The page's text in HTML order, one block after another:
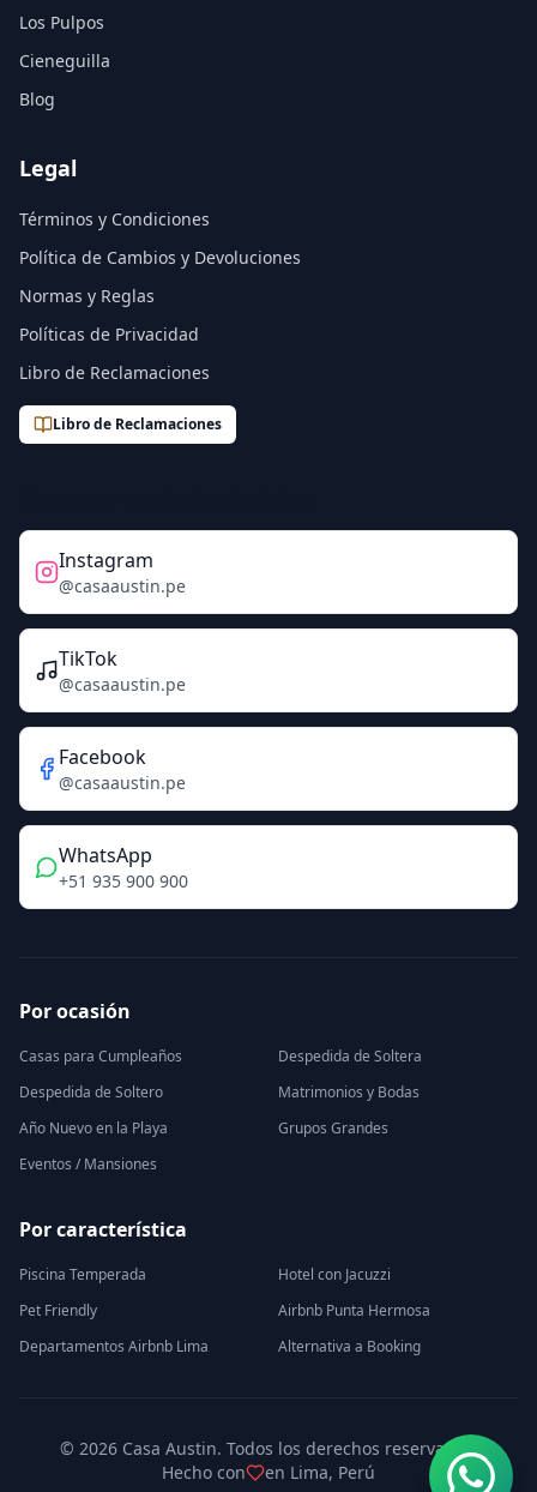
Los Pulpos
Cieneguilla
Blog
Legal
Términos y Condiciones
Política de Cambios y Devoluciones
Normas y Reglas
Políticas de Privacidad
Libro de Reclamaciones
Libro de Reclamaciones
Instagram
@casaaustin.pe
TikTok
@casaaustin.pe
Facebook
@casaaustin.pe
WhatsApp
+51 935 900 900
Por ocasión
Casas para Cumpleaños
Despedida de Soltera
Despedida de Soltero
Matrimonios y Bodas
Año Nuevo en la Playa
Grupos Grandes
Eventos / Mansiones
Por característica
Piscina Temperada
Hotel con Jacuzzi
Pet Friendly
Airbnb Punta Hermosa
Departamentos Airbnb Lima
Alternativa a Booking
© 2026Casa Austin. Todos los derechos reservados.
Hecho con
en Lima, Perú